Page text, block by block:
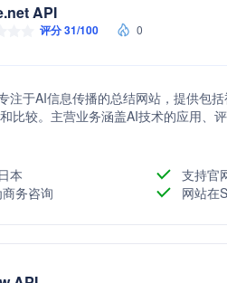
API
评分 31/100 0
注于AI信息传播的总结网站，提供包
比较。主营业务涵盖AI技术的应用、
本
支持官
务咨询
网站在